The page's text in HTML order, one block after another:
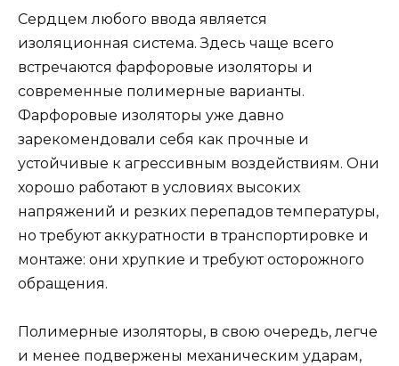
Сердцем любого ввода является
изоляционная система. Здесь чаще всего
встречаются фарфоровые изоляторы и
современные полимерные варианты.
Фарфоровые изоляторы уже давно
зарекомендовали себя как прочные и
устойчивые к агрессивным воздействиям. Они
хорошо работают в условиях высоких
напряжений и резких перепадов температуры,
но требуют аккуратности в транспортировке и
монтаже: они хрупкие и требуют осторожного
обращения.
Полимерные изоляторы, в свою очередь, легче
и менее подвержены механическим ударам,